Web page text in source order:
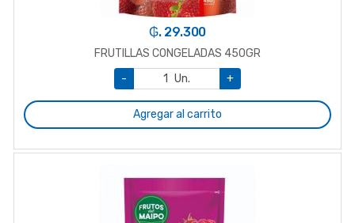
₲. 29.300
FRUTILLAS CONGELADAS 450GR
-
Un. +
Agregar al carrito